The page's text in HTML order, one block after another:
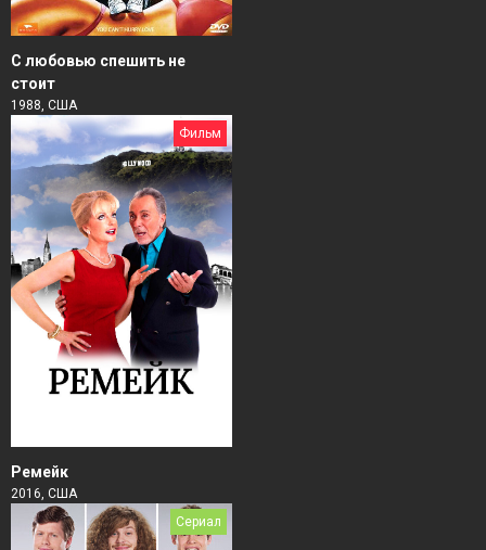
С любовью спешить не
стоит
1988, США
Фильм
Ремейк
2016, США
Сериал